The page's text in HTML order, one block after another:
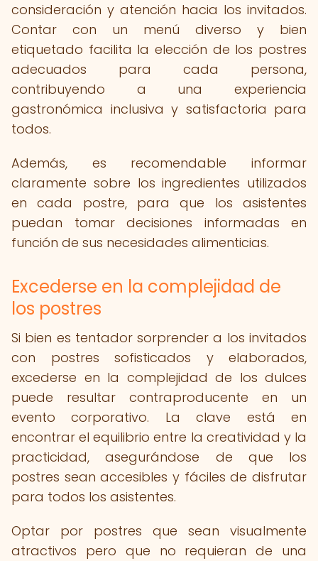
consideración y atención hacia los invitados.
Contar con un menú diverso y bien
etiquetado facilita la elección de los postres
adecuados para cada persona,
contribuyendo a una experiencia
gastronómica inclusiva y satisfactoria para
todos.
Además, es recomendable informar
claramente sobre los ingredientes utilizados
en cada postre, para que los asistentes
puedan tomar decisiones informadas en
función de sus necesidades alimenticias.
Excederse en la complejidad de
los postres
Si bien es tentador sorprender a los invitados
con postres sofisticados y elaborados,
excederse en la complejidad de los dulces
puede resultar contraproducente en un
evento corporativo. La clave está en
encontrar el equilibrio entre la creatividad y la
practicidad, asegurándose de que los
postres sean accesibles y fáciles de disfrutar
para todos los asistentes.
Optar por postres que sean visualmente
atractivos pero que no requieran de una